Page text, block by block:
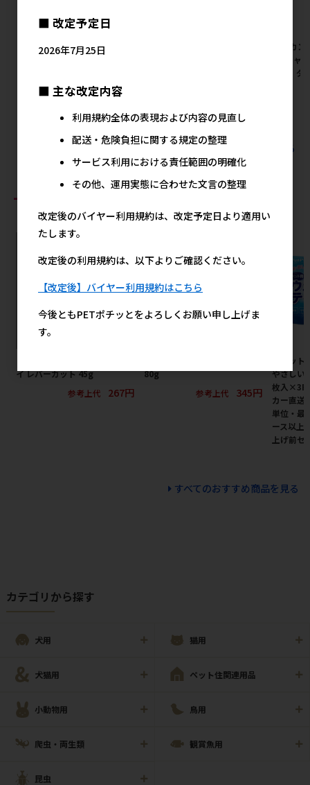
[マルカン サンライズ]ミンチ
メーカー希望小売価格
324円
[マルカ
スペシャ
菜入り
すべてのマルカン サンライズの人気商品を見る
イ レバーカット 45g
参考上代
267円
80g
参考上代
345円
［ペッ
やさしい
枚入×3P
カー直送
単位・最
ース以上
上げ前セ
すべてのおすすめ商品を見る
カテゴリから探す
犬用 猫用
犬猫用 ペット住関連用品
小動物用 鳥用
爬虫・両生類 観賞魚用
昆虫
■ 改定予定日
2026年7月25日
■ 主な改定内容
利用規約全体の表現および内容の見直し
配送・危険負担に関する規定の整理
サービス利用における責任範囲の明確化
その他、運用実態に合わせた文言の整理
改定後のバイヤー利用規約は、改定予定日より適用い
たします。
改定後の利用規約は、以下よりご確認ください。
【改定後】バイヤー利用規約はこちら
今後ともPETポチッとをよろしくお願い申し上げま
す。